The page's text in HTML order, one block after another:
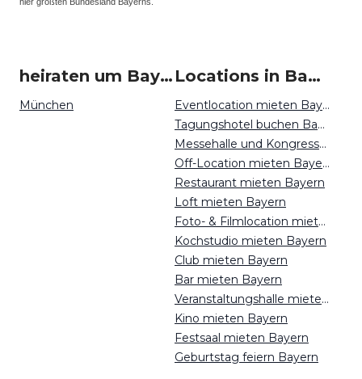
heiraten um Bayern
München
Locations in Bayern mieten
Eventlocation mieten Bayern
Tagungshotel buchen Bayern
Messehalle und Kongresszentrum mieten Bayern
Off-Location mieten Bayern
Restaurant mieten Bayern
Loft mieten Bayern
Foto- & Filmlocation mieten Bayern
Kochstudio mieten Bayern
Club mieten Bayern
Bar mieten Bayern
Veranstaltungshalle mieten Bayern
Kino mieten Bayern
Festsaal mieten Bayern
Geburtstag feiern Bayern